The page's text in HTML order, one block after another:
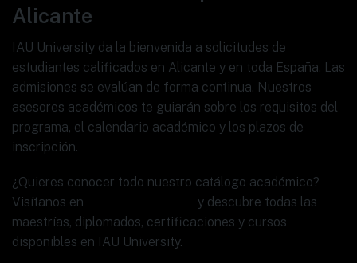
Alicante
IAU University da la bienvenida a solicitudes de
estudiantes calificados en Alicante y en toda España. Las
admisiones se evalúan de forma continua. Nuestros
asesores académicos te guiarán sobre los requisitos del
programa, el calendario académico y los plazos de
inscripción.
¿Quieres conocer todo nuestro catálogo académico?
Visítanos en
y descubre todas las
maestrías, diplomados, certificaciones y cursos
disponibles en IAU University.